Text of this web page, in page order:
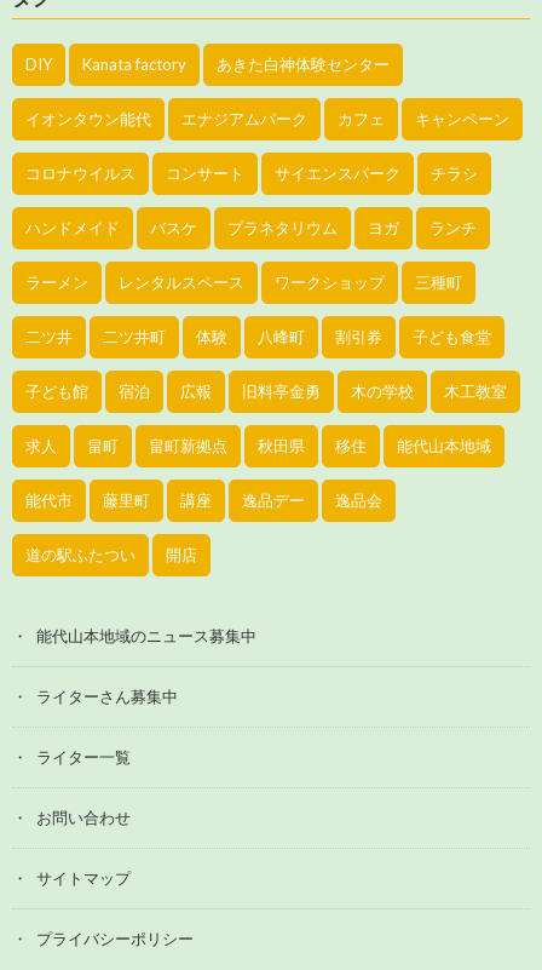
DIY Kanata factory あきた白神体験センター
イオンタウン能代 エナジアムパーク カフェ キャンペーン
コロナウイルス コンサート サイエンスパーク チラシ
ハンドメイド バスケ プラネタリウム ヨガ ランチ
ラーメン レンタルスペース ワークショップ 三種町
二ツ井 二ツ井町 体験 八峰町 割引券 子ども食堂
子ども館 宿泊 広報 旧料亭金勇 木の学校 木工教室
求人 畠町 畠町新拠点 秋田県 移住 能代山本地域
能代市 藤里町 講座 逸品デー 逸品会
道の駅ふたつい 開店
能代山本地域のニュース募集中
ライターさん募集中
ライター一覧
お問い合わせ
サイトマップ
プライバシーポリシー